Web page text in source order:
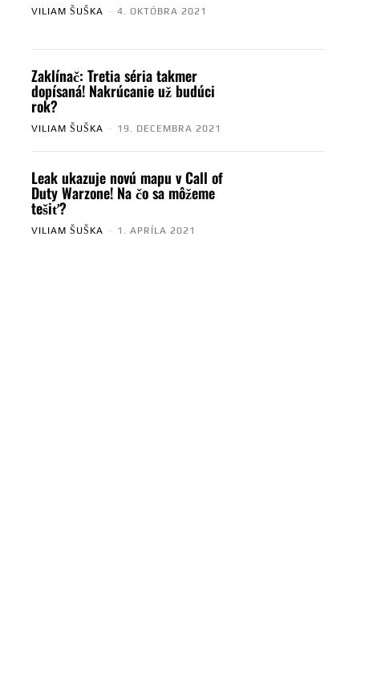
VILIAM ŠUŠKA - 4. OKTÓBRA 2021
Zaklínač: Tretia séria takmer
dopísaná! Nakrúcanie už budúci
rok?
VILIAM ŠUŠKA - 19. DECEMBRA 2021
Leak ukazuje novú mapu v Call of
Duty Warzone! Na čo sa môžeme
tešiť?
VILIAM ŠUŠKA - 1. APRÍLA 2021